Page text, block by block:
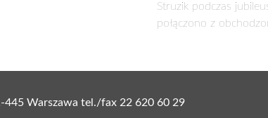
Struzik podczas
połączono z
445 Warszawa tel./fax 22 620 60 29